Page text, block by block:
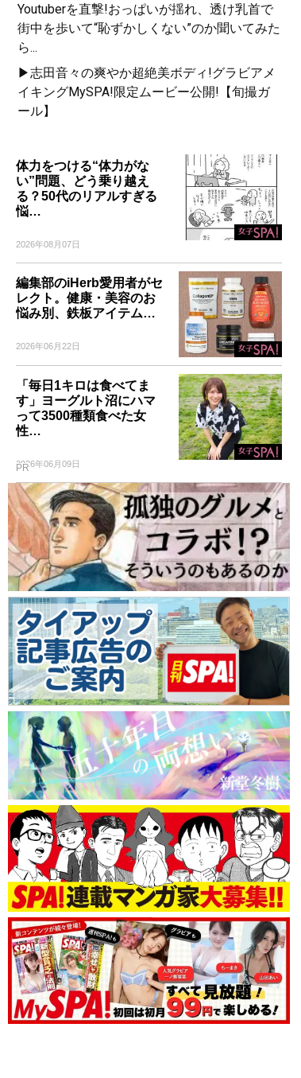
Youtuberを直撃!おっぱいが揺れ、透け乳首で
街中を歩いて“恥ずかしくない”のか聞いてみた
ら...
▶志田音々の爽やか超絶美ボディ!グラビアメ
イキングMySPA!限定ムービー公開!【旬撮ガ
ール】
体力をつける“体力がな
い”問題、どう乗り越え
る？50代のリアルすぎる
悩…
2026年08月07日
編集部のiHerb愛用者がセ
レクト。健康・美容のお
悩み別、鉄板アイテム…
2026年06月22日
「毎日1キロは食べてま
す」ヨーグルト沼にハマ
って3500種類食べた女
性…
2026年06月09日
PR